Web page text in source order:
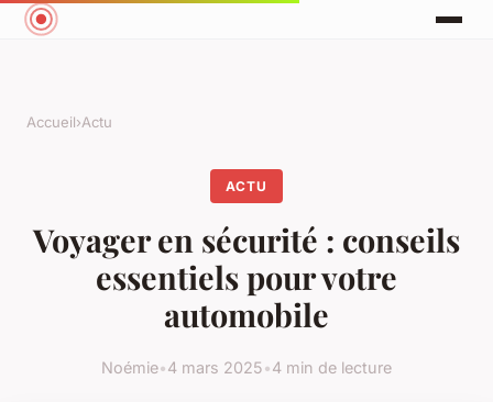
Accueil›Actu
ACTU
Voyager en sécurité : conseils
essentiels pour votre
automobile
Noémie•4 mars 2025•4 min de lecture